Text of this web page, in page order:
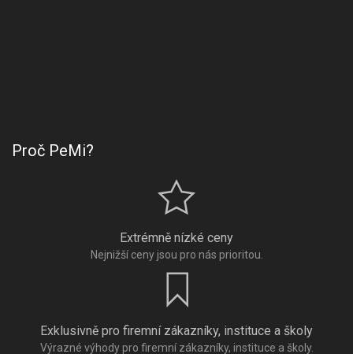
Proč PeMi?
Extrémně nízké ceny
Nejnižší ceny jsou pro nás prioritou.
Exklusivně pro firemní zákazníky, instituce a školy
Výrazné výhody pro firemní zákazníky, instituce a školy.